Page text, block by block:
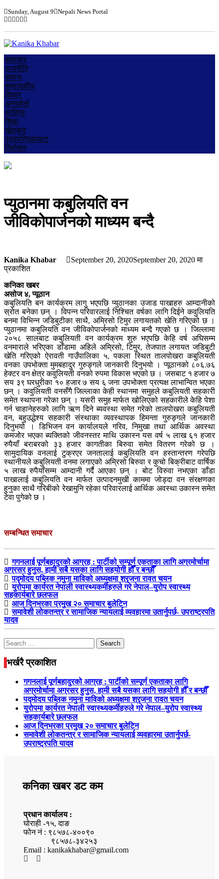
Sunday, August 9 Nepali News Portal
समाचार
राजनीति
समाज
सम्पादकीय
विचार
अन्तर्वार्ता
साहित्य
शिक्षा
खेलकुद
पत्रपत्रिकाबाट
निर्वाचन
प्युठानमा कबुलियति वन
जीविकोपार्जनको माध्यम बन्दै
Kanika Khabar September 20, 2020September 20, 2020मा
प्रकाशित
कनिका खबर
असोज ४, प्यूठान
कबुलियति बन कार्यक्रम लागु भएपछि प्युठानका उजाड पाखाहरु आम्दानीको
स्रोत बनेका छन् । विपन्न परिवारलाई निश्चित वर्षका लागि दिईने कवुलियति
बनमा विभिन्न जडिबुटीका साथै, अम्रिसो टिमुर लगायतको खेति गरिएको छ ।
प्युठानमा कबुलियति वन जीविकोपार्जनको माध्यम बन्दै गएको छ । जिल्लामा
२०५८ सालबाट कबुलियती वन कार्यक्रम शुरु भएपछि केहि वर्ष अघिसम्म
वनमाराले भरिएका डाँडामा अहिले अम्रिसो, टिमुर, तेजपात लगायत जडिबुटी
खेति गरिएको ऐरावती गाउँपालिका ५, पकला स्थित तालपोखरा कबुलियती
वनका उपभोक्ता मुमबहादुर गुरुङ्गले जानकारी दिनुभयो । प्यूठानको ८०६.७६
हेक्टर वन क्षेत्र कवुलियती वनको रुपमा विकास भएको छ । जसबाट १ हजार ७
सय ३९ घरधुरीका १० हजार ७ सय ६ जना उपभोक्ता प्रत्यक्ष लाभान्वित भएका
छन् । कवुलियती वनसँगै जिल्लाका केही स्थानमा समुहले कबुलियती सहकारी
समेत स्थापना गरेका छन् । यसरी समुह मार्फत खोलिएको सहकारीले केहि पेशा
गर्न चाहानेहरुको लागि ऋण दिने ब्यवस्था समेत गरेको तालपोखरा कबुलियती
वन, बहुउद्धेश्य सहकारी संस्थाका व्यवस्थापक हिमन्ता गुरुङ्गले जानकारी
दिनुभयो । डिभिजन वन कार्यालयले गरिव, निमुखा तथा आर्थिक अवस्था
कमजोर भएका ब्यक्तिको जीवनस्तर माथि उकास्न यस वर्ष ५ लाख ६१ हजार
रुपैयाँ बराबरको ३३ हजार कागतीका बिरुवा समेत वितरण गरेको छ ।
सामुदायिक वनलाई टुक्रएर जनतालाई कबुलियति वन हस्तान्तरण गरेपछि
स्थानीयले कबुलियती वनमा लगाएको अम्रिसो बिरुवा र कुचो बिक्रीबाट वार्षिक
५ लाख रुपैयाँसम्म आम्दानी गर्दै आएका छन् । बोट विरुवा नभएका डाँडा
पाखालाई कबुलियति वन मार्फत उत्पादनमुखी काममा जोड्दा वन संरक्षणका
हुनुका साथै गरिबीको रेखामुनि रहेका परिवारलाई आर्थिक अवस्था उकास्न समेत
टेवा पुगेको छ ।
सम्बन्धित समाचार
गगनलाई पूर्णबहादुरको आग्रह : पार्टीको सम्पूर्ण एकताका लागि अग्रमोर्चामा
अग्रसर हुनुस, हामी सबै यसका लागि सहयोगी हौँ र बन्छौँ
पद्मोदय पब्लिक नमुना माविको अध्यक्षमा श्रृजना रावत चयन
युरोपमा कार्यरत नेपाली स्वास्थ्यकर्मीहरुले गरे नेपाल–युरोप स्वास्थ्य
सहकार्यबारे छलफल
आज दिनभरका प्रमुख २० समाचार बुलेटिन
समावेशी लोकतन्त्र र सामाजिक न्यायलाई व्यवहारमा उतार्नुपर्छ- उपराष्ट्रपति
यादव
Search
for:
भर्खरै प्रकाशित
गगनलाई पूर्णबहादुरको आग्रह : पार्टीको सम्पूर्ण एकताका लागि
अग्रमोर्चामा अग्रसर हुनुस, हामी सबै यसका लागि सहयोगी हौँ र बन्छौँ
पद्मोदय पब्लिक नमुना माविको अध्यक्षमा श्रृजना रावत चयन
युरोपमा कार्यरत नेपाली स्वास्थ्यकर्मीहरुले गरे नेपाल–युरोप स्वास्थ्य
सहकार्यबारे छलफल
आज दिनभरका प्रमुख २० समाचार बुलेटिन
समावेशी लोकतन्त्र र सामाजिक न्यायलाई व्यवहारमा उतार्नुपर्छ-
उपराष्ट्रपति यादव
कनिका खबर डट कम
प्रधान कार्यालय :
घोराही -१५, दाङ
फोन नं : ९८५७८-४००९०
९८५७८-३४२५३
Email : kanikakhabar@gmail.com